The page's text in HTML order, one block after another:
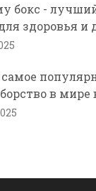
бокс -
здоровья и
в мире